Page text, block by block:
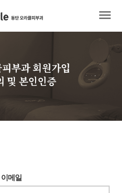
menu
부과 회원가입
및 본인인증
이메일